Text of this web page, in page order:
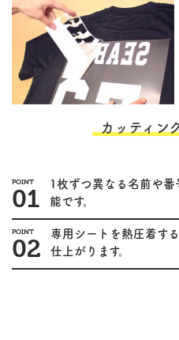
カッティン
POINT
01
1枚ずつ異なる名前や
能です。
POINT
02
専用シートを熱圧着す
仕上がります。